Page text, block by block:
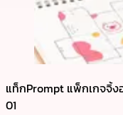
แท็กPrompt แพ็กเกจจิ้ง
01